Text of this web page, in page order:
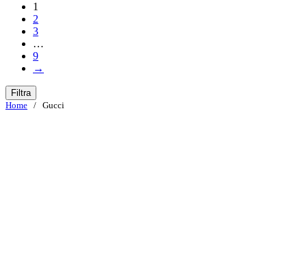
1
2
3
…
9
→
Filtra
Home / Gucci